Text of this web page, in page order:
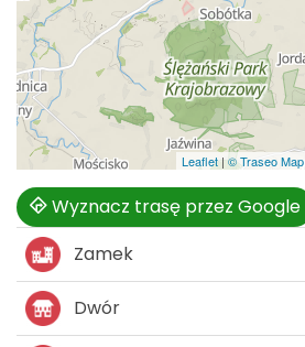
Leaflet | © Traseo Map
Wyznacz trasę przez Google
Zamek
Dwór